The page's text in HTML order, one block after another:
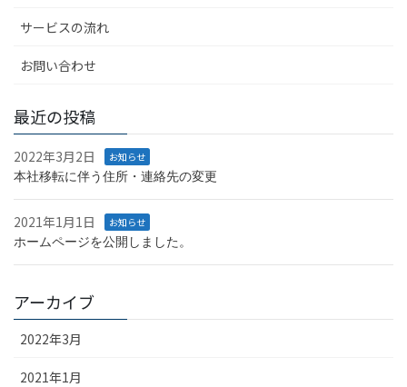
サービスの流れ
お問い合わせ
最近の投稿
2022年3月2日
お知らせ
本社移転に伴う住所・連絡先の変更
2021年1月1日
お知らせ
ホームページを公開しました。
アーカイブ
2022年3月
2021年1月